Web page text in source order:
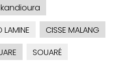
kandioura
LAMINE
CISSE MALANG
SOUARÉ